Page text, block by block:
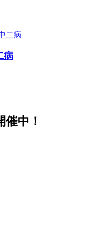
病
中！